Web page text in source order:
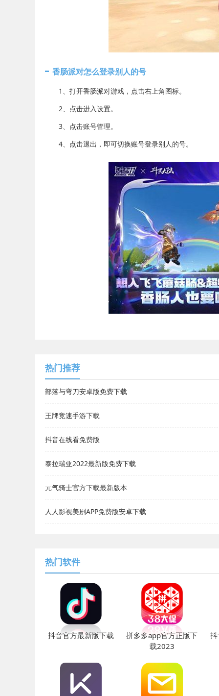
香肠派对怎么登录别人的号
1、打开香肠派对游戏，点击右上角图标。
2、点击进入设置。
3、点击账号管理。
4、点击退出，即可切换账号登录别人的号。
热门推荐
部落与弯刀安卓版免费下载
王牌竞速手游下载
抖音在线看免费版
泰拉瑞亚2022最新版免费下载
元气骑士官方下载最新版本
人人影视美剧APP免费版安卓下载
热门软件
抖音官方最新版下载
拼多多app官方正版下
载2023